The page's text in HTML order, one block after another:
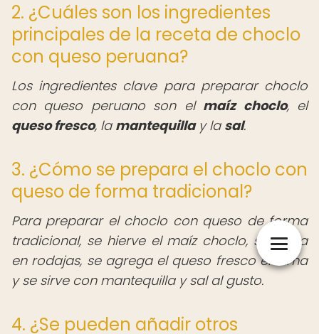
2. ¿Cuáles son los ingredientes
principales de la receta de choclo
con queso peruana?
Los ingredientes clave para preparar choclo
con queso peruano son el maíz choclo, el
queso fresco, la mantequillay la sal.
3. ¿Cómo se prepara el choclo con
queso de forma tradicional?
Para preparar el choclo con queso de forma
tradicional, se hierve el maíz choclo, se corta
en rodajas, se agrega el queso fresco encima
y se sirve con mantequilla y sal al gusto.
4. ¿Se pueden añadir otros